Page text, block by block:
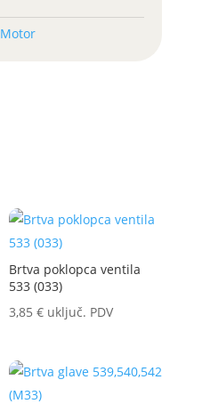
Motor
Brtva poklopca ventila
533 (033)
3,85€ uključ. PDV